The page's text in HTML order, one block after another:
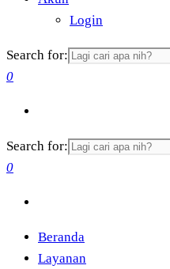
Login
Search for:
0
Search for:
0
Beranda
Layanan